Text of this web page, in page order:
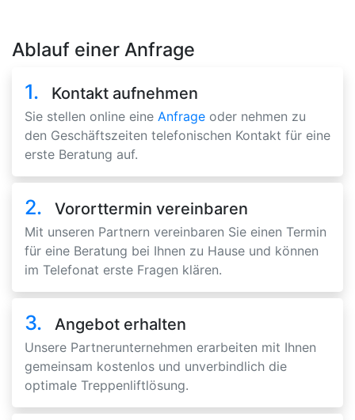
Ablauf einer Anfrage
1. Kontakt aufnehmen
Sie stellen online eine Anfrage oder nehmen zu
den Geschäftszeiten telefonischen Kontakt für eine
erste Beratung auf.
2. Vororttermin vereinbaren
Mit unseren Partnern vereinbaren Sie einen Termin
für eine Beratung bei Ihnen zu Hause und können
im Telefonat erste Fragen klären.
3. Angebot erhalten
Unsere Partnerunternehmen erarbeiten mit Ihnen
gemeinsam kostenlos und unverbindlich die
optimale Treppenliftlösung.